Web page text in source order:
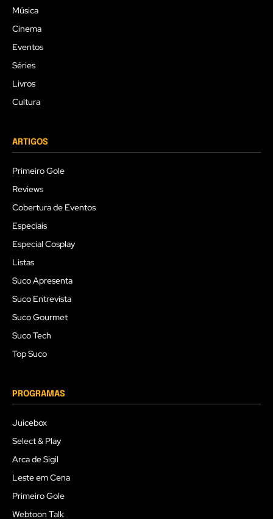
Música
Cinema
Eventos
Séries
Livros
Cultura
ARTIGOS
Primeiro Gole
Reviews
Cobertura de Eventos
Especiais
Especial Cosplay
Listas
Suco Apresenta
Suco Entrevista
Suco Gourmet
Suco Tech
Top Suco
PROGRAMAS
Juicebox
Select & Play
Arca de Sigil
Leste em Cena
Primeiro Gole
Webtoon Talk